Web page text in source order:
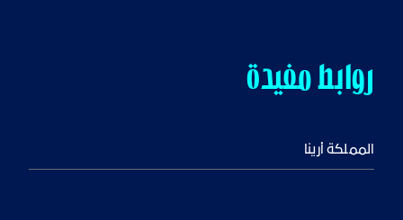
روابط مفيدة
المملكة أرينا